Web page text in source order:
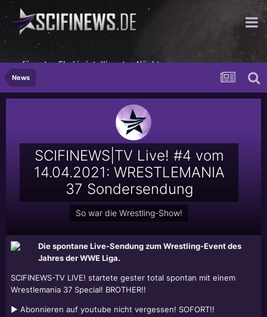
...für guten Ekel in intelligenten Nächten
News
SCIFINEWS|TV Live! #4 vom
14.04.2021: WRESTLEMANIA
37 Sondersendung
So war die Wrestling-Show!
Die spontane Live-Sendung zum Wrestling-Event des
Jahres der WWE Liga.
SCIFINEWS-TV LIVE! startete gester total spontan mit einem
Wrestlemania 37 Special! BROTHER!!
► Abonnieren auf youtube nicht vergessen! SOFORT!!